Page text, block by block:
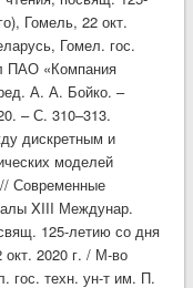
Гомель, 22 окт.
Гомел. гос.
ПАО «Компания
А. А. Бойко. –
– С. 310–313.
дискретным и
моделей
Современные
XIII Междунар.
125-летию со дня
2020 г. / М-во
гос. техн. ун-т им. П.